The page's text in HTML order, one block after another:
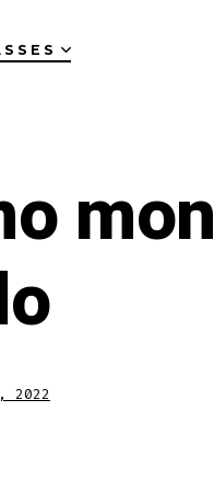
2022